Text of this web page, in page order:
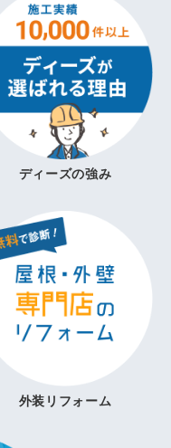
ディーズの強み
外装リフォーム